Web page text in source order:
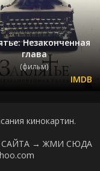
Незаконченная
глава
(фильм)
кинокартин.
→ ЖМИ СЮДА